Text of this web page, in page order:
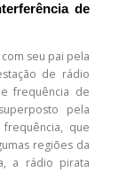
de
seu pai pela
de rádio
frequência de
pela
que
regiões da
a rádio pirata